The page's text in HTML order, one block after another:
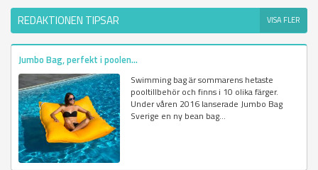
REDAKTIONEN TIPSAR VISA FLER
Jumbo Bag, perfekt i poolen...
Swimming bag är sommarens hetaste
pooltillbehör och finns i 10 olika färger.
Under våren 2016 lanserade Jumbo Bag
Sverige en ny bean bag...